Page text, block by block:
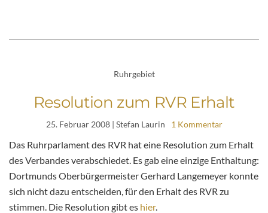
Ruhrgebiet
Resolution zum RVR Erhalt
25. Februar 2008| Stefan Laurin 1 Kommentar
Das Ruhrparlament des RVR hat eine Resolution zum Erhalt
des Verbandes verabschiedet. Es gab eine einzige Enthaltung:
Dortmunds Oberbürgermeister Gerhard Langemeyer konnte
sich nicht dazu entscheiden, für den Erhalt des RVR zu
stimmen. Die Resolution gibt es hier.